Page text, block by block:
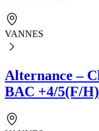
VANNES
Alternance –
BAC +4/5(F/H)